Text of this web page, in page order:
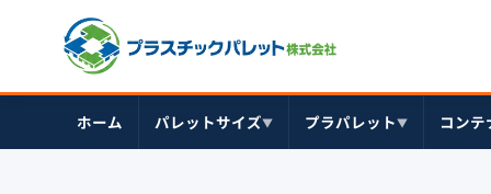
ホーム パレットサイズ▼ プラパレット▼ コンテ